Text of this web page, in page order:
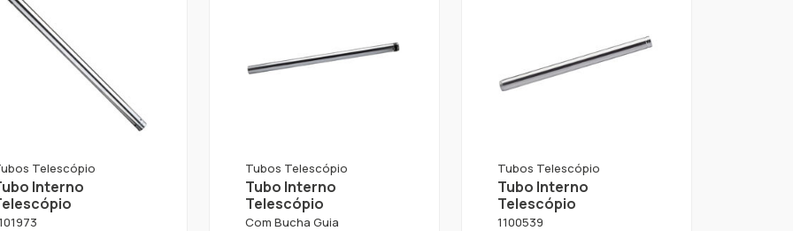
Telescópio
Interno
Tubos Telescópio
Tubo Interno
Telescópio
Com Bucha Guia
Tubos Telescópio
Tubo Interno
Telescópio
1100539